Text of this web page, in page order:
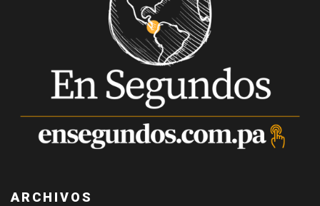
ARCHIVOS